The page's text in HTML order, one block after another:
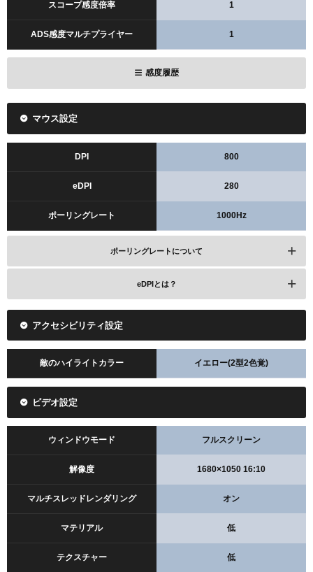
スコープ感度倍率 1
ADS感度マルチプライヤー 1
感度履歴
マウス設定
DPI 800
eDPI 280
ポーリングレート 1000Hz
ポーリングレートについて
eDPIとは？
アクセシビリティ設定
敵のハイライトカラー イエロー(2型2色覚)
ビデオ設定
ウィンドウモード フルスクリーン
解像度 1680×1050 16:10
マルチスレッドレンダリング オン
マテリアル 低
テクスチャー 低